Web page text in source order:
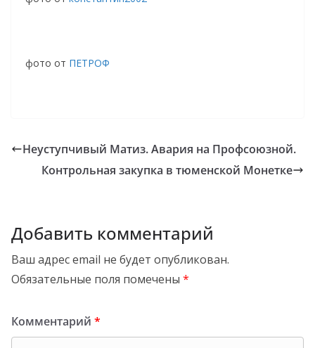
фото от ПЕТРОФ
Неуступчивый Матиз. Авария на Профсоюзной.
Контрольная закупка в тюменской Монетке
Добавить комментарий
Ваш адрес email не будет опубликован.
Обязательные поля помечены *
Комментарий *